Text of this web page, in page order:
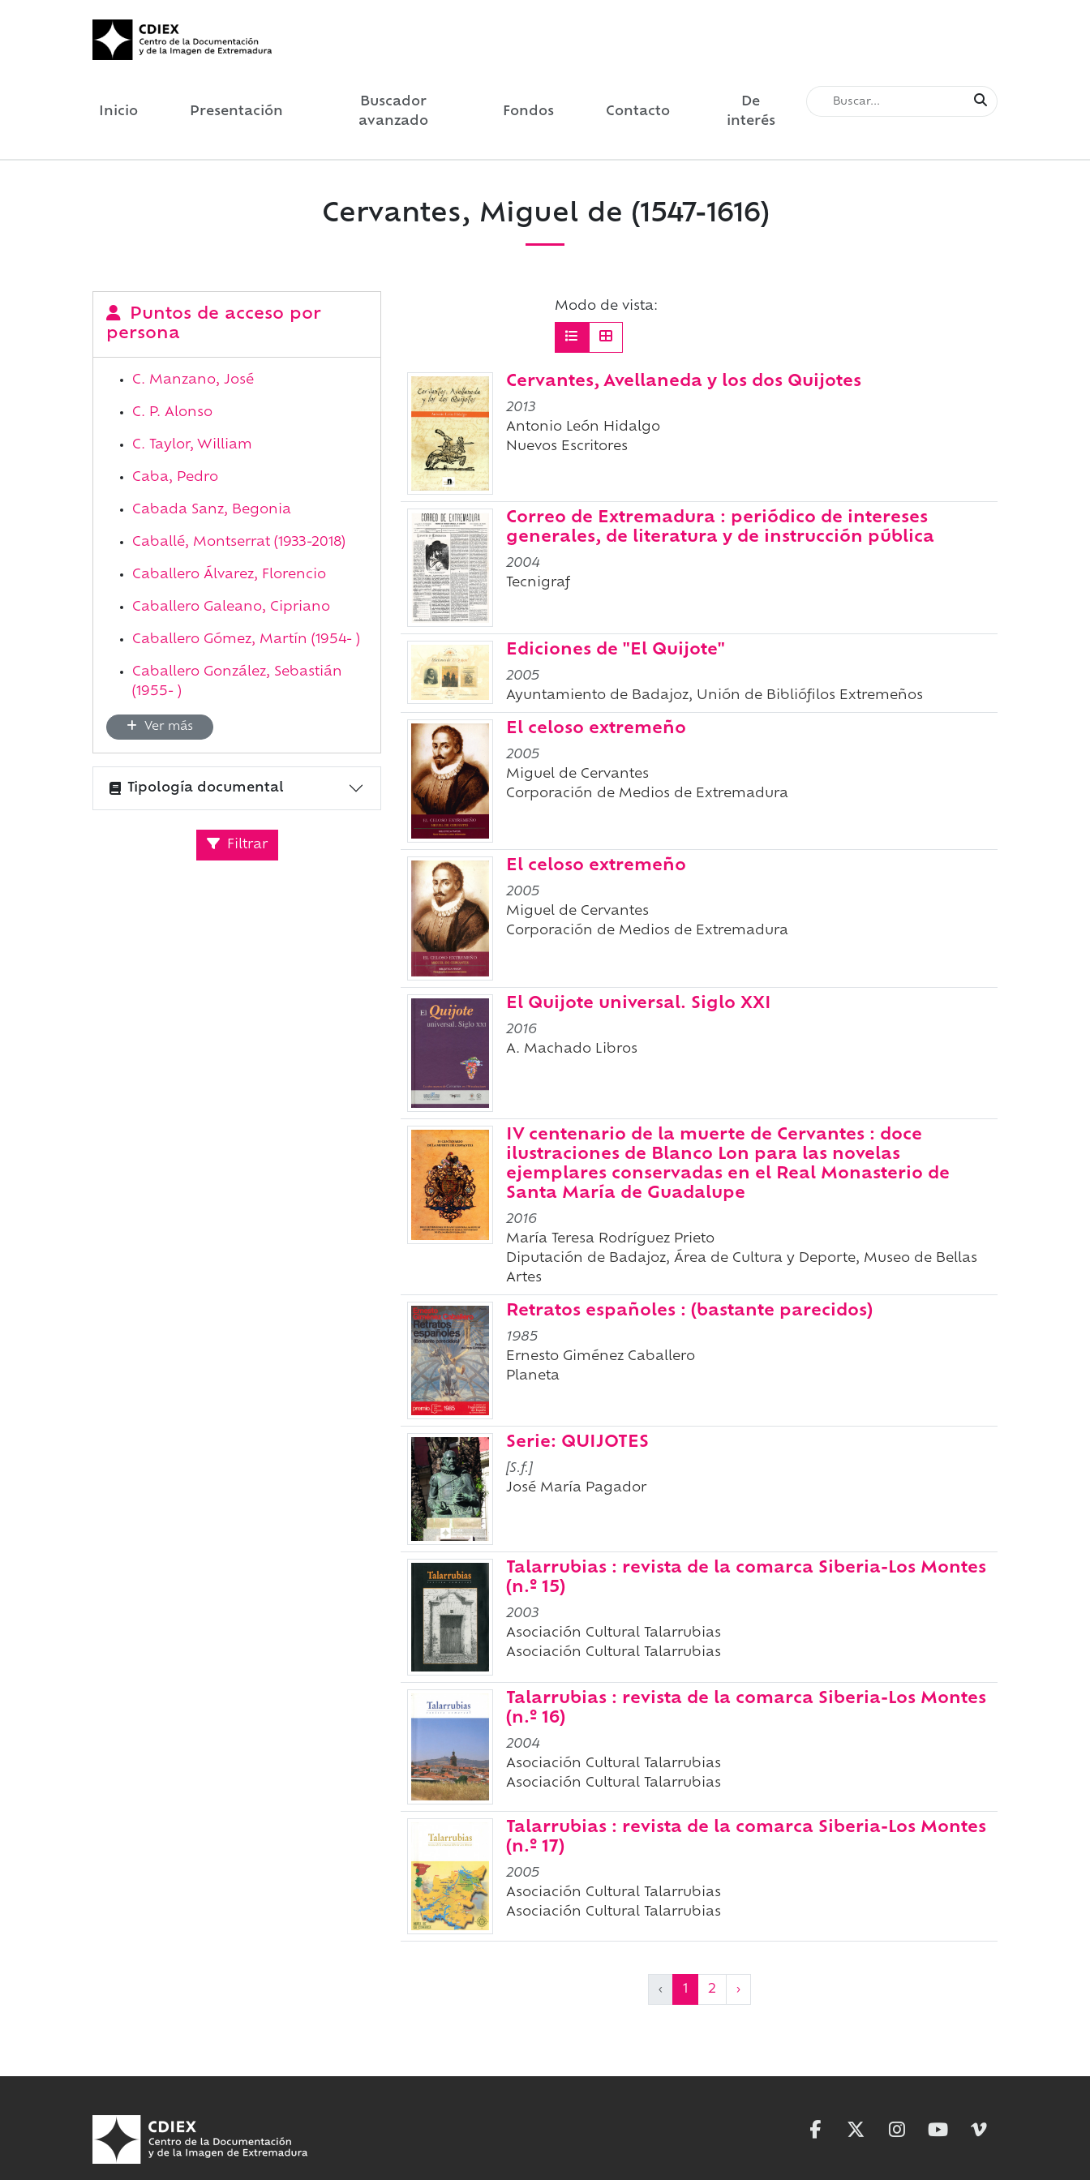
Inicio Presentación
Buscador
avanzado
Fondos Contacto
De
interés
Cervantes, Miguel de (1547-1616)
Puntos de acceso por
persona
C. Manzano, José
C. P. Alonso
C. Taylor, William
Caba, Pedro
Cabada Sanz, Begonia
Caballé, Montserrat (1933-2018)
Caballero Álvarez, Florencio
Caballero Galeano, Cipriano
Caballero Gómez, Martín (1954- )
Caballero González, Sebastián
(1955- )
Ver más
Tipología documental
Filtrar
Modo de vista:
Cervantes, Avellaneda y los dos Quijotes
2013
Antonio León Hidalgo
Nuevos Escritores
Correo de Extremadura : periódico de intereses
generales, de literatura y de instrucción pública
2004
Tecnigraf
Ediciones de "El Quijote"
2005
Ayuntamiento de Badajoz, Unión de Bibliófilos Extremeños
El celoso extremeño
2005
Miguel de Cervantes
Corporación de Medios de Extremadura
El celoso extremeño
2005
Miguel de Cervantes
Corporación de Medios de Extremadura
El Quijote universal. Siglo XXI
2016
A. Machado Libros
IV centenario de la muerte de Cervantes : doce
ilustraciones de Blanco Lon para las novelas
ejemplares conservadas en el Real Monasterio de
Santa María de Guadalupe
2016
María Teresa Rodríguez Prieto
Diputación de Badajoz, Área de Cultura y Deporte, Museo de Bellas
Artes
Retratos españoles : (bastante parecidos)
1985
Ernesto Giménez Caballero
Planeta
Serie: QUIJOTES
[S.f.]
José María Pagador
Talarrubias : revista de la comarca Siberia-Los Montes
(n.º 15)
2003
Asociación Cultural Talarrubias
Asociación Cultural Talarrubias
Talarrubias : revista de la comarca Siberia-Los Montes
(n.º 16)
2004
Asociación Cultural Talarrubias
Asociación Cultural Talarrubias
Talarrubias : revista de la comarca Siberia-Los Montes
(n.º 17)
2005
Asociación Cultural Talarrubias
Asociación Cultural Talarrubias
‹ 1 2 ›